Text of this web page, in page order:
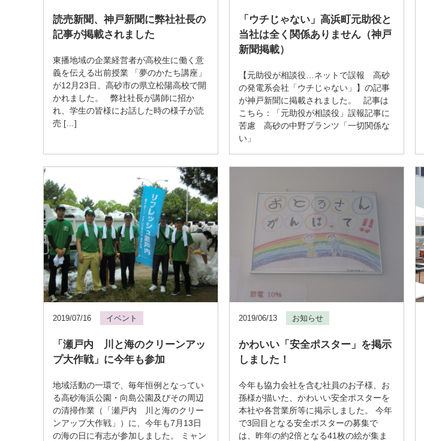
読売新聞、神戸新聞に弊社社長の
記事が掲載されました
東播地域の企業経営者が高校生に働く意
義を伝える出前授業 「夢のかたち講座」
が12月23日、高砂市の県立松陽高校で開
かれました。 弊社社長が講師に招か
れ、学生の皆様にお話した時の様子が読
売 […]
「ウチじゃない」高浜町元助役と
当社は全く関係ありません（神戸
新聞掲載）
【元助役が相談役…ネットで誤報 高砂
の発電系会社「ウチじゃない」】の記事
が神戸新聞に掲載されました。 記事は
こちら：「元助役が相談役」誤報記事に
苦慮 高砂の中野プランツ「一切関係な
い」
2019/07/16 イベント
「瀬戸内 川と海のクリーンアッ
プ大作戦」に今年も参加
地域活動の一環で、毎年恒例となってい
る高砂海浜公園・向島公園及びその周辺
の清掃作業（「瀬戸内 川と海のクリー
ンアップ大作戦」）に、今年も7月13日
の海の日に有志が参加しました。 ミャン
2019/06/13 お知らせ
かわいい「安全ポスター」を掲示
しました！
今年も協力会社を含む社員のお子様、お
孫様が描いた、かわいい安全ポスターを
本社や各営業所等に掲示しました。 今年
で3回目となる安全ポスターの募集で
は、昨年の約2倍となる41枚の絵が集ま